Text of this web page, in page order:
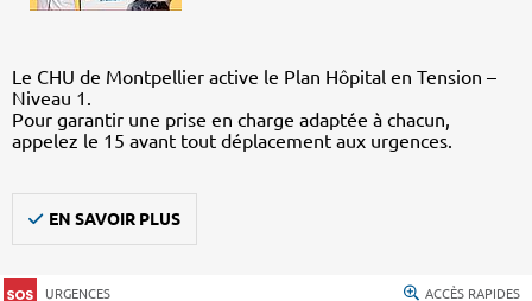
Le CHU de Montpellier active le Plan Hôpital en Tension –
Niveau 1.
Pour garantir une prise en charge adaptée à chacun,
appelez le 15 avant tout déplacement aux urgences.
EN SAVOIR PLUS
URGENCES ACCÈS RAPIDES